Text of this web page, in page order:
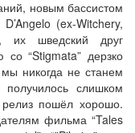
новым бассистом
(ex-Witchery,
их шведский друг
“Stigmata” дерзко
никогда не станем
слишком
пошёл хорошо.
фильма “Tales